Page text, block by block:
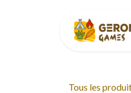
Tous les